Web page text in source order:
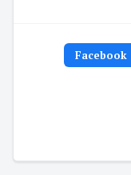
Facebook